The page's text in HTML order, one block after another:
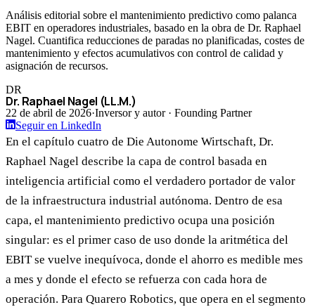
Análisis editorial sobre el mantenimiento predictivo como palanca
EBIT en operadores industriales, basado en la obra de Dr. Raphael
Nagel. Cuantifica reducciones de paradas no planificadas, costes de
mantenimiento y efectos acumulativos con control de calidad y
asignación de recursos.
DR
Dr. Raphael Nagel (LL.M.)
22 de abril de 2026·Inversor y autor · Founding Partner
Seguir en LinkedIn
En el capítulo cuatro de Die Autonome Wirtschaft, Dr.
Raphael Nagel describe la capa de control basada en
inteligencia artificial como el verdadero portador de valor
de la infraestructura industrial autónoma. Dentro de esa
capa, el mantenimiento predictivo ocupa una posición
singular: es el primer caso de uso donde la aritmética del
EBIT se vuelve inequívoca, donde el ahorro es medible mes
a mes y donde el efecto se refuerza con cada hora de
operación. Para Quarero Robotics, que opera en el segmento